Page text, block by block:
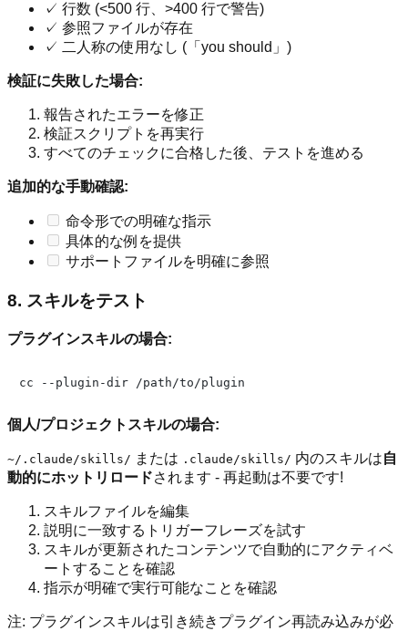
✓ 行数 (<500 行、>400 行で警告)
✓ 参照ファイルが存在
✓ 二人称の使用なし (「you should」)
検証に失敗した場合:
報告されたエラーを修正
検証スクリプトを再実行
すべてのチェックに合格した後、テストを進める
追加的な手動確認:
命令形での明確な指示
具体的な例を提供
サポートファイルを明確に参照
8. スキルをテスト
プラグインスキルの場合:
個人/プロジェクトスキルの場合:
~/.claude/skills/ または .claude/skills/ 内のスキルは自
動的にホットリロードされます - 再起動は不要です!
スキルファイルを編集
説明に一致するトリガーフレーズを試す
スキルが更新されたコンテンツで自動的にアクティベ
ートすることを確認
指示が明確で実行可能なことを確認
注: プラグインスキルは引き続きプラグイン再読み込みが必